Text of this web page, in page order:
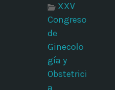
XXV
Congreso
de
Ginecolo
gía y
Obstetrici
a